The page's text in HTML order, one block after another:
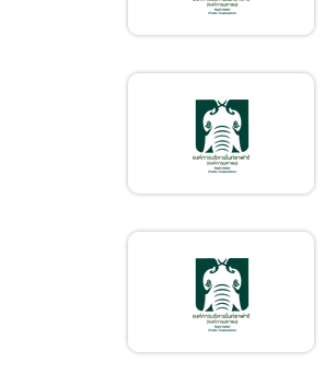
หาบหามพร้อมท่อสูบน้ำและ
สายดับเพลิง จำนวน 1 ชุด
โดยวิธีเฉพาะเจาะจง
ประกาศผู้ชนะการเสนอราคา
จ้างจัดกิจกรรมในงานฤดู
หนาว OTOP ของดีเมือง
เชียงใหม่ โดยวิธีเฉพาะ
เจาะจง
ประกาศผู้ชนะการเสนอราคา
ซื้อครุภัณฑ์ที่มีมูลค่าต่อ
หน่วยไม่เกิน 10,000 บาท
และอุปกรณ์สำนักงาน